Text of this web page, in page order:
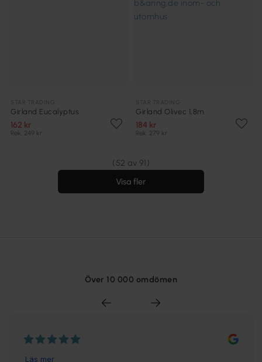
Girland Eucalyptus
162 kr
Rek. 249 kr
Girland Olivec 1,8m
184 kr
Rek. 279 kr
(52 av 91)
Visa fler
Över 10 000 omdömen